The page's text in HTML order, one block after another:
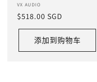
厂
商：
VX AUDIO
常
规
格
$518.00 SGD
添加到购物车